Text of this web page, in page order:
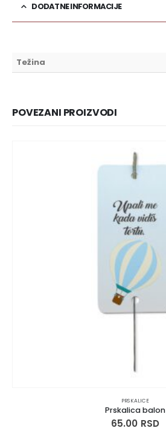
DODATNE INFORMACIJE
Težina
POVEZANI PROIZVODI
PRSKALICE
Prskalica balon
65.00 RSD